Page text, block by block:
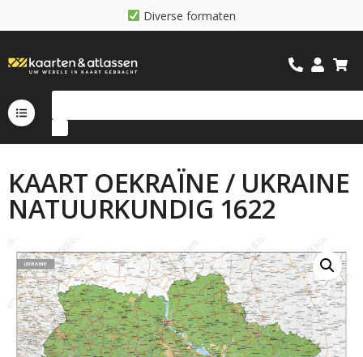
Diverse formaten
KAART OEKRAÏNE / UKRAINE
NATUURKUNDIG 1622